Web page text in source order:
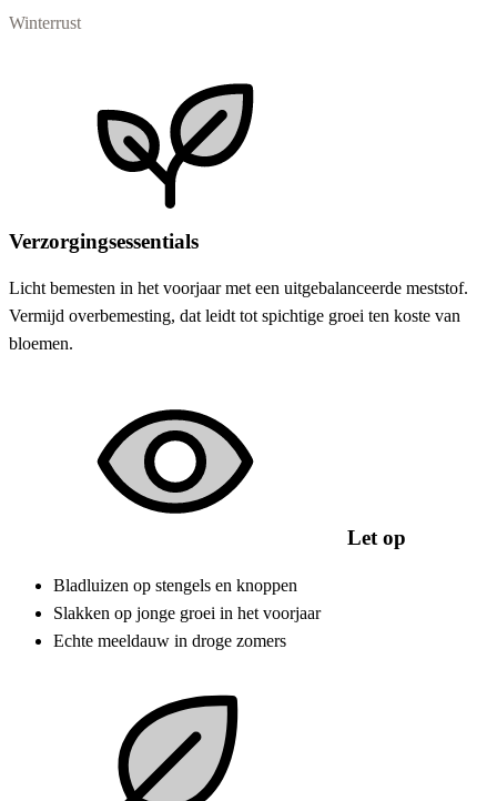
Winterrust
Verzorgingsessentials
Licht bemesten in het voorjaar met een uitgebalanceerde meststof.
Vermijd overbemesting, dat leidt tot spichtige groei ten koste van
bloemen.
Let op
Bladluizen op stengels en knoppen
Slakken op jonge groei in het voorjaar
Echte meeldauw in droge zomers